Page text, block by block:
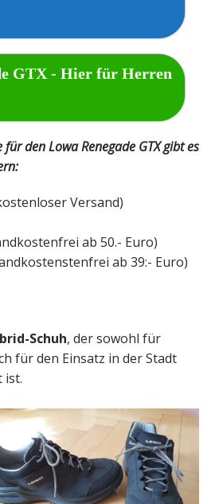
GTX - Hier für Herren
den Lowa Renegade GTX gibt es
Versand)
ab 50.- Euro)
ab 39:- Euro)
Schuh, der sowohl für
für den Einsatz in der Stadt
ist.